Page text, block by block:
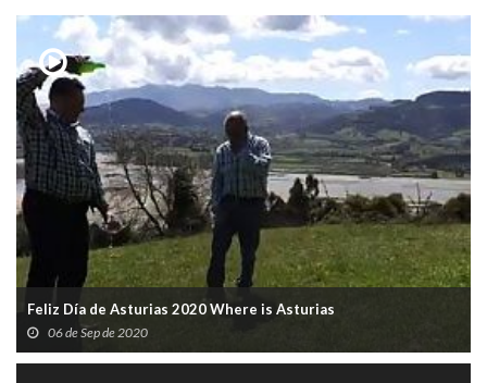
Feliz Día de Asturias 2020 Where is Asturias
06 de Sep de 2020